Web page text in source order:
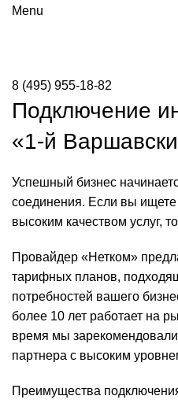
Menu
8 (495) 955-18-82
Подключение
«1-й
Успешный бизнес
соединения. Если вы
высоким качеством услуг,
Провайдер «Нетком»
тарифных планов,
потребностей вашего
более 10 лет работает на
время мы
партнера с высоким
Преимущества